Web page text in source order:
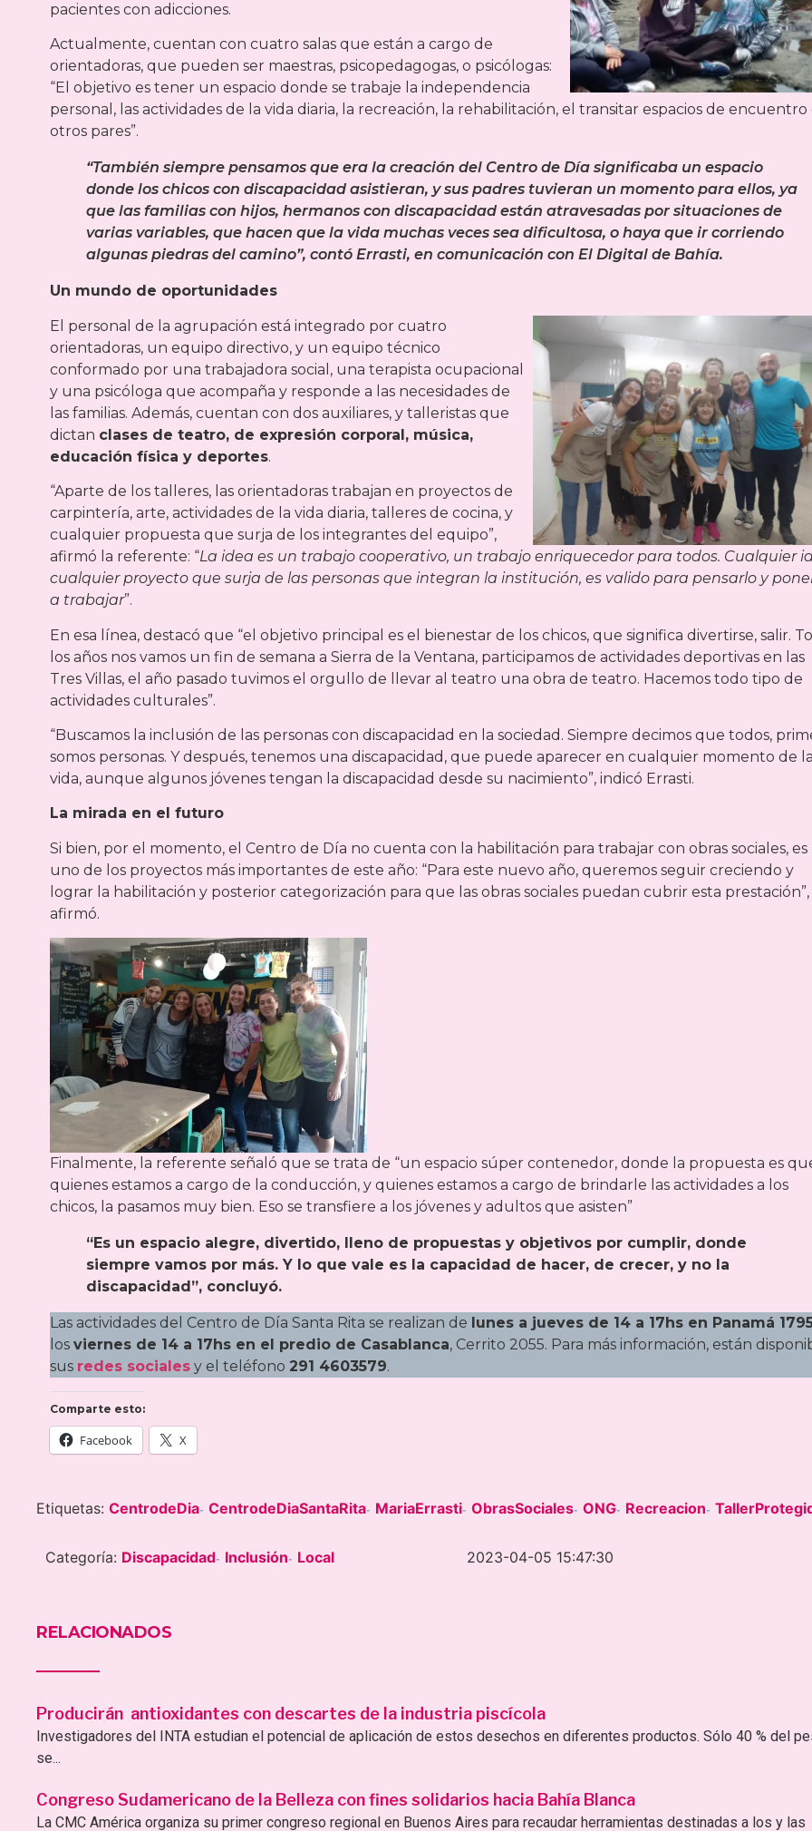
pacientes con adicciones.
Actualmente, cuentan con cuatro salas que están a cargo de
orientadoras, que pueden ser maestras, psicopedagogas, o psicólogas:
“El objetivo es tener un espacio donde se trabaje la independencia
personal, las actividades de la vida diaria, la recreación, la rehabilitación, el transitar espacios de encuentro
otros pares”.
“También siempre pensamos que era la creación del Centro de Día significaba un espacio
donde los chicos con discapacidad asistieran, y sus padres tuvieran un momento para ellos, ya
que las familias con hijos, hermanos con discapacidad están atravesadas por situaciones de
varias variables, que hacen que la vida muchas veces sea dificultosa, o haya que ir corriendo
algunas piedras del camino”, contó Errasti, en comunicación con El Digital de Bahía.
Un mundo de oportunidades
El personal de la agrupación está integrado por cuatro
orientadoras, un equipo directivo, y un equipo técnico
conformado por una trabajadora social, una terapista ocupacional
y una psicóloga que acompaña y responde a las necesidades de
las familias. Además, cuentan con dos auxiliares, y talleristas que
dictan clases de teatro, de expresión corporal, música,
educación física y deportes.
“Aparte de los talleres, las orientadoras trabajan en proyectos de
carpintería, arte, actividades de la vida diaria, talleres de cocina, y
cualquier propuesta que surja de los integrantes del equipo”,
afirmó la referente: “La idea es un trabajo cooperativo, un trabajo enriquecedor para todos. Cualquier
cualquier proyecto que surja de las personas que integran la institución, es valido para pensarlo y
a trabajar”.
En esa línea, destacó que “el objetivo principal es el bienestar de los chicos, que significa divertirse, salir.
los años nos vamos un fin de semana a Sierra de la Ventana, participamos de actividades deportivas en las
Tres Villas, el año pasado tuvimos el orgullo de llevar al teatro una obra de teatro. Hacemos todo tipo de
actividades culturales”.
“Buscamos la inclusión de las personas con discapacidad en la sociedad. Siempre decimos que todos,
somos personas. Y después, tenemos una discapacidad, que puede aparecer en cualquier momento de la
vida, aunque algunos jóvenes tengan la discapacidad desde su nacimiento”, indicó Errasti.
La mirada en el futuro
Si bien, por el momento, el Centro de Día no cuenta con la habilitación para trabajar con obras sociales, es
uno de los proyectos más importantes de este año: “Para este nuevo año, queremos seguir creciendo y
lograr la habilitación y posterior categorización para que las obras sociales puedan cubrir esta prestación”,
afirmó.
Finalmente, la referente señaló que se trata de “un espacio súper contenedor, donde la propuesta es
quienes estamos a cargo de la conducción, y quienes estamos a cargo de brindarle las actividades a los
chicos, la pasamos muy bien. Eso se transfiere a los jóvenes y adultos que asisten”
“Es un espacio alegre, divertido, lleno de propuestas y objetivos por cumplir, donde
siempre vamos por más. Y lo que vale es la capacidad de hacer, de crecer, y no la
discapacidad”, concluyó.
Las actividades del Centro de Día Santa Rita se realizan de lunes a jueves de 14 a 17hs en Panamá
los viernes de 14 a 17hs en el predio de Casablanca, Cerrito 2055. Para más información, están
sus redes sociales y el teléfono 291 4603579.
Comparte esto:
Facebook X
Etiquetas: CentrodeDia- CentrodeDiaSantaRita- MariaErrasti- ObrasSociales- ONG- Recreacion-
Categoría: Discapacidad- Inclusión- Local 2023-04-05 15:47:30
RELACIONADOS
Producirán antioxidantes con descartes de la industria piscícola
Investigadores del INTA estudian el potencial de aplicación de estos desechos en diferentes productos. Sólo 40 % del
se...
Congreso Sudamericano de la Belleza con fines solidarios hacia Bahía Blanca
La CMC América organiza su primer congreso regional en Buenos Aires para recaudar herramientas destinadas a los y las